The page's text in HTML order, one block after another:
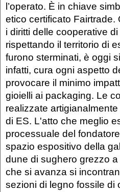
l’operato. È in chiave
etico certificato
i diritti delle cooperative
rispettando il territorio di
furono sterminati, è oggi
infatti, cura ogni aspetto
provocare il minimo
gioielli ai packaging. Le
realizzate
di ES. L'atto che meglio
processuale del
spazio espositivo della
dune di sughero grezzo
che si avanza si
sezioni di legno fossile di